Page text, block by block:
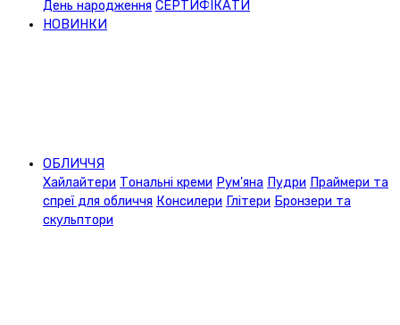
День народження СЕРТИФІКАТИ
НОВИНКИ
ОБЛИЧЧЯ
Хайлайтери Тональні креми Рум'яна Пудри Праймери та
спреї для обличчя Консилери Глітери Бронзери та
скульптори